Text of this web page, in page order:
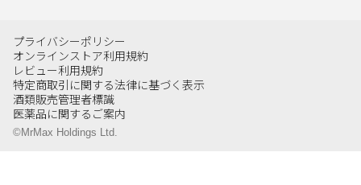
プライバシーポリシー
オンラインストア利用規約
レビュー利用規約
特定商取引に関する法律に基づく表示
酒類販売管理者標識
医薬品に関するご案内
©MrMax Holdings Ltd.